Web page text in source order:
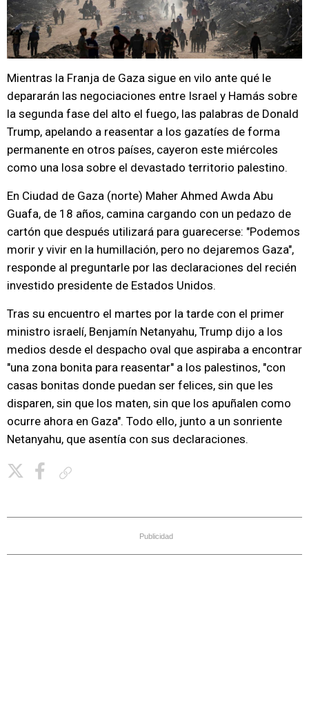
Mientras la Franja de Gaza sigue en vilo ante qué le
depararán las negociaciones entre Israel y Hamás sobre
la segunda fase del alto el fuego, las palabras de Donald
Trump, apelando a reasentar a los gazatíes de forma
permanente en otros países, cayeron este miércoles
como una losa sobre el devastado territorio palestino.
En Ciudad de Gaza (norte) Maher Ahmed Awda Abu
Guafa, de 18 años, camina cargando con un pedazo de
cartón que después utilizará para guarecerse: "Podemos
morir y vivir en la humillación, pero no dejaremos Gaza",
responde al preguntarle por las declaraciones del recién
investido presidente de Estados Unidos.
Tras su encuentro el martes por la tarde con el primer
ministro israelí, Benjamín Netanyahu, Trump dijo a los
medios desde el despacho oval que aspiraba a encontrar
"una zona bonita para reasentar" a los palestinos, "con
casas bonitas donde puedan ser felices, sin que les
disparen, sin que los maten, sin que los apuñalen como
ocurre ahora en Gaza". Todo ello, junto a un sonriente
Netanyahu, que asentía con sus declaraciones.
Publicidad